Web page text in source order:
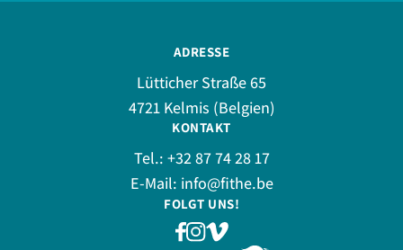
ADRESSE
Lütticher Straße 65
4721 Kelmis (Belgien)
KONTAKT
Tel.: +32 87 74 28 17
E-Mail: info@fithe.be
FOLGT UNS!